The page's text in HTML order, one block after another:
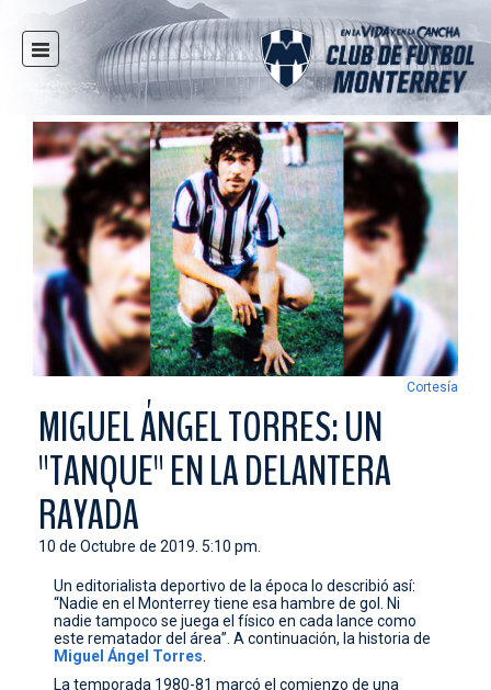
INICIO
NOTICIAS
CLUB
MULTIMEDIA
RAYADOS
RAYADAS
FUERZAS BÁSICAS
RESPONSABILIDAD SOCIAL
TAQUILLA
TIENDA
ESTADIO
PRENSA
CONTACTO
Cortesía
MIGUEL ÁNGEL TORRES: UN
"TANQUE" EN LA DELANTERA
RAYADA
10 de Octubre de 2019. 5:10 pm.
Un editorialista deportivo de la época lo describió así:
“Nadie en el Monterrey tiene esa hambre de gol. Ni
nadie tampoco se juega el físico en cada lance como
este rematador del área”. A continuación, la historia de
Miguel Ángel Torres
La temporada 1980-81 marcó el comienzo de una